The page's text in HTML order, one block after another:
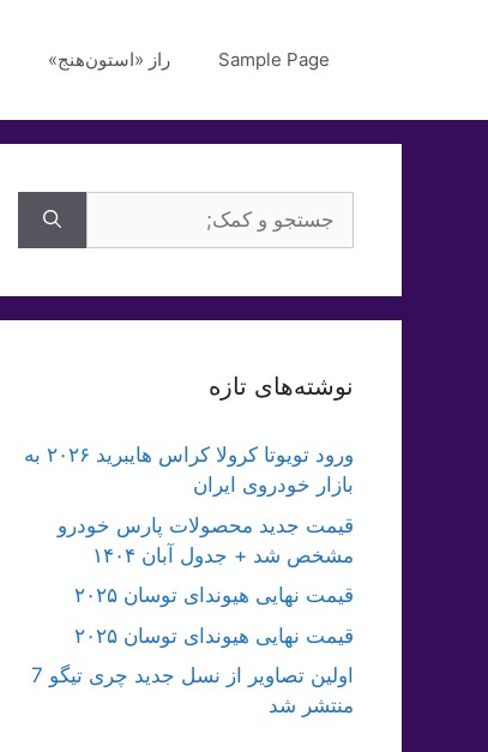
Sample Page راز «استون‌هنج»
برای:
نوشته‌های تازه
ورود تویوتا کرولا کراس هایبرید ۲۰۲۶ به
بازار خودروی ایران
قیمت جدید محصولات پارس خودرو
مشخص شد + جدول آبان ۱۴۰۴
قیمت نهایی هیوندای توسان ۲۰۲۵
قیمت نهایی هیوندای توسان ۲۰۲۵
اولین تصاویر از نسل جدید چری تیگو 7
منتشر شد